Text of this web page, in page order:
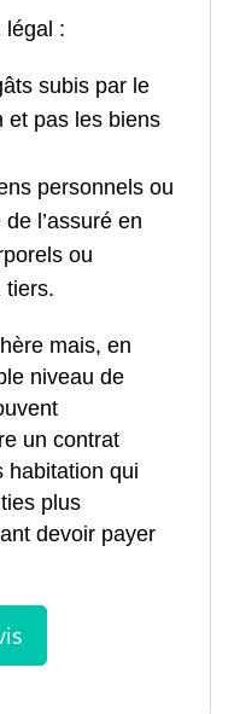
légal :
subis par le
et pas les biens
personnels ou
l’assuré en
ou
tiers.
mais, en
niveau de
un contrat
habitation qui
plus
devoir payer